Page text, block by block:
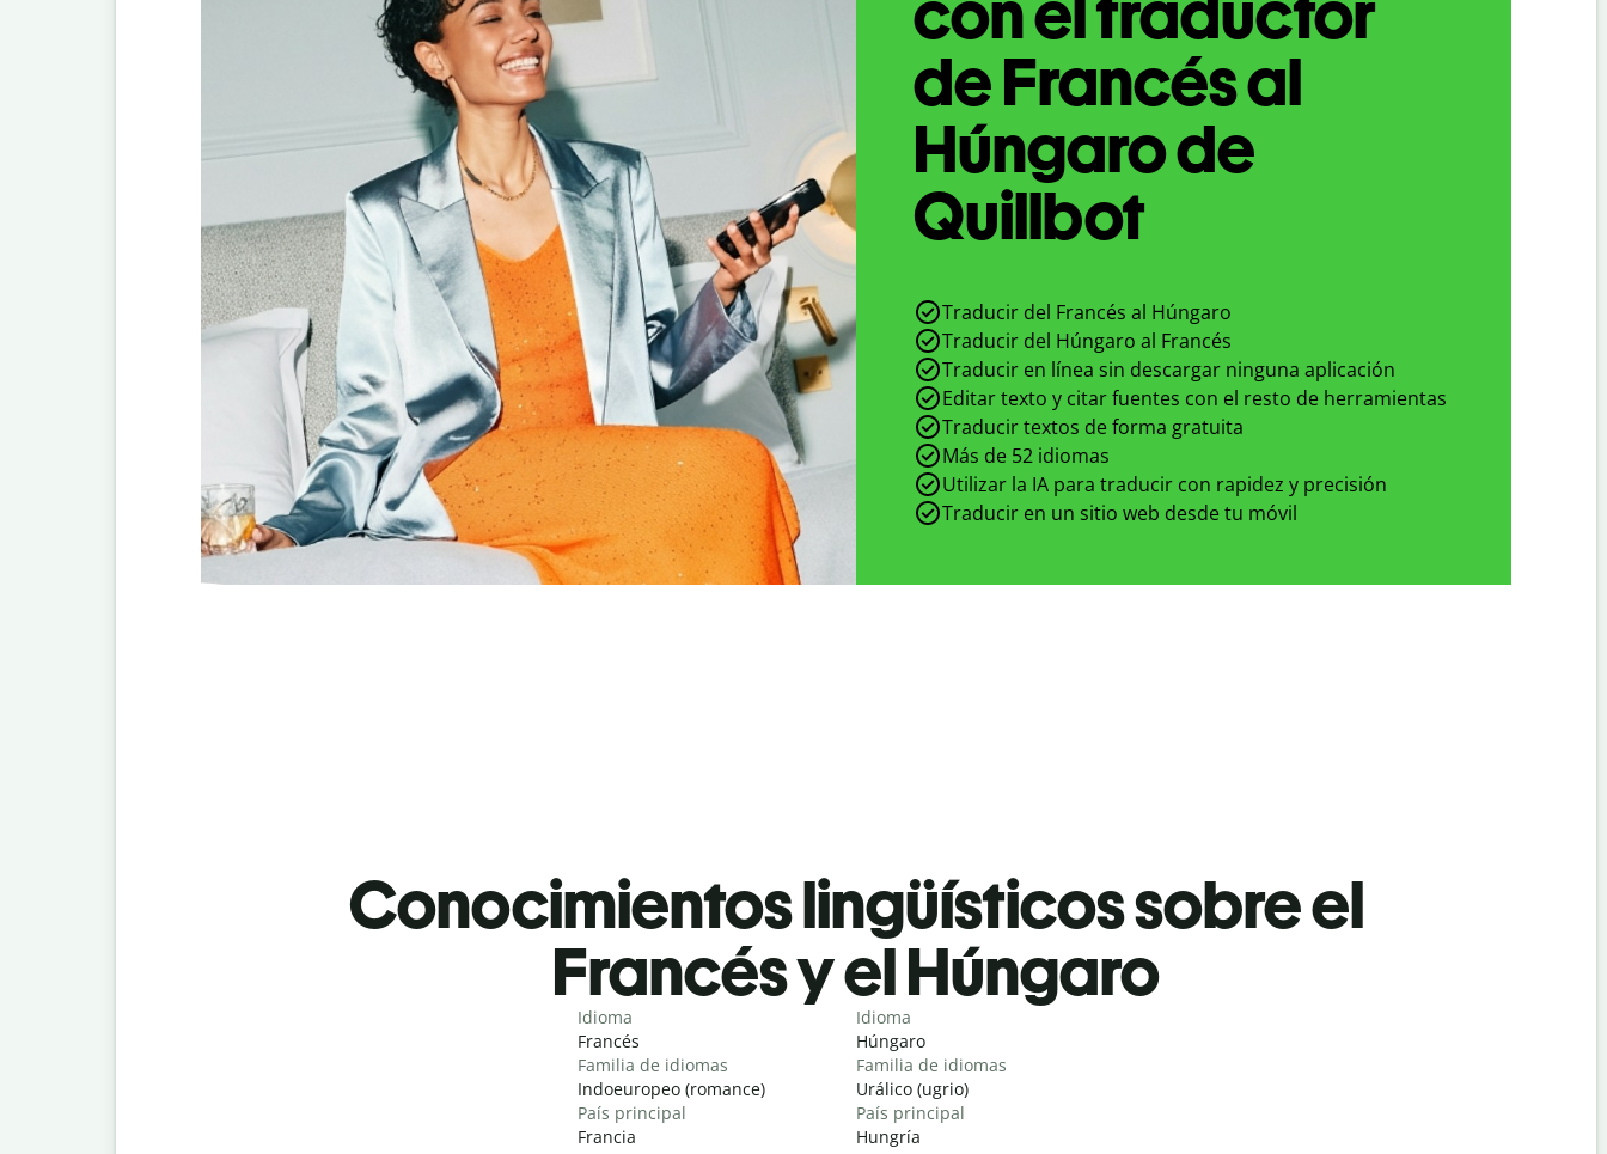
de Francés al
Húngaro de
Quillbot
Traducir del Francés al Húngaro
Traducir del Húngaro al Francés
Traducir en línea sin descargar ninguna aplicación
Editar texto y citar fuentes con el resto de herramientas
Traducir textos de forma gratuita
Más de 52 idiomas
Utilizar la IA para traducir con rapidez y precisión
Traducir en un sitio web desde tu móvil
Conocimientos lingüísticos sobre el
Francés y el Húngaro
Idioma
Francés
Familia de idiomas
Indoeuropeo (romance)
País principal
Francia
Idioma
Húngaro
Familia de idiomas
Urálico (ugrio)
País principal
Hungría